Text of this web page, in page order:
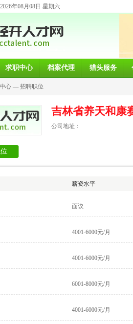
年08月08日 星期六
求职中心 档案代理 猎头服务
心 — 招聘职位
吉林省养天和康
公司地址：
薪资水平
面议
4001-6000元/月
4001-6000元/月
6001-8000元/月
4001-6000元/月